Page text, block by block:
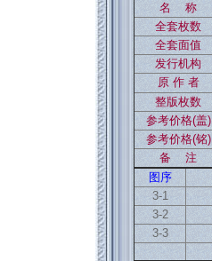
名 称
全套枚数
全套面值
发行机构
原 作 者
整版枚数
参考价格(盖)
参考价格(铭)
备 注
图序
3-1
3-2
3-3